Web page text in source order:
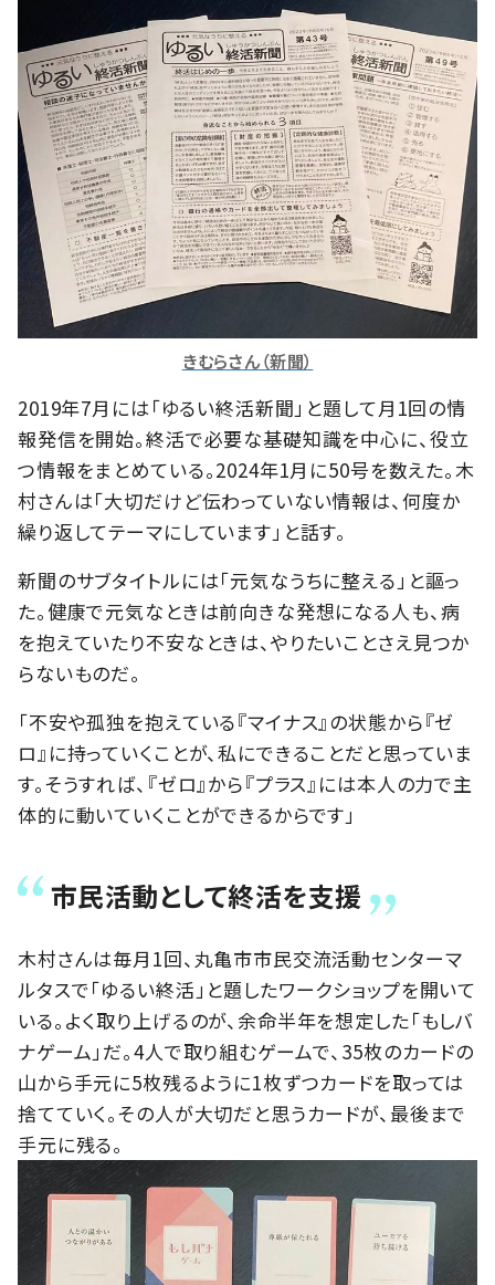
きむらさん（新聞）
2019年7月には「ゆるい終活新聞」と題して月1回の情
報発信を開始。終活で必要な基礎知識を中心に、役立
つ情報をまとめている。2024年1月に50号を数えた。木
村さんは「大切だけど伝わっていない情報は、何度か
繰り返してテーマにしています」と話す。
新聞のサブタイトルには「元気なうちに整える」と謳っ
た。健康で元気なときは前向きな発想になる人も、病
を抱えていたり不安なときは、やりたいことさえ見つか
らないものだ。
「不安や孤独を抱えている『マイナス』の状態から『ゼ
ロ』に持っていくことが、私にできることだと思っていま
す。そうすれば、『ゼロ』から『プラス』には本人の力で主
体的に動いていくことができるからです」
市民活動として終活を支援
木村さんは毎月1回、丸亀市市民交流活動センターマ
ルタスで「ゆるい終活」と題したワークショップを開いて
いる。よく取り上げるのが、余命半年を想定した「もしバ
ナゲーム」だ。4人で取り組むゲームで、35枚のカードの
山から手元に5枚残るように1枚ずつカードを取っては
捨てていく。その人が大切だと思うカードが、最後まで
手元に残る。